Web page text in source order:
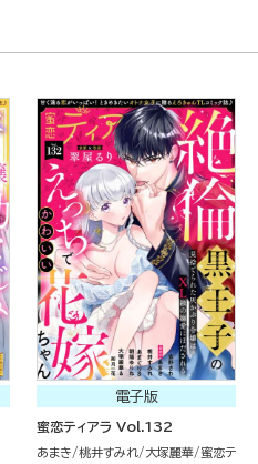
電子版
蜜恋ティアラ Vol.132
あまき 桃井すみれ 大塚麗華
蜜恋テ